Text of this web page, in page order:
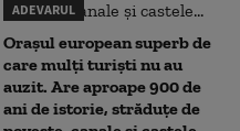
ADEVARUL
Orașul european superb de
care mulți turiști nu au
auzit. Are aproape 900 de
ani de istorie, străduțe de